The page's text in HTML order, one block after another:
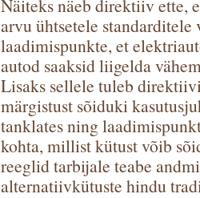
Näiteks näeb direktiiv ette,
arvu ühtsetele
laadimispunkte, et
autod saaksid liigelda
Lisaks sellele tuleb
märgistust sõiduki
tanklates ning
kohta, millist kütust võib
reeglid tarbijale teabe
alternatiivkütuste hindu